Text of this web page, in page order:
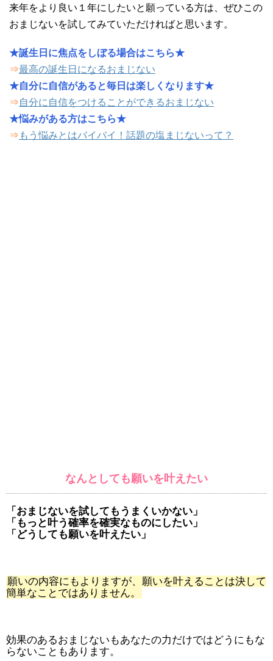
来年をより良い１年にしたいと願っている方は、ぜひこの
おまじないを試してみていただければと思います。
★誕生日に焦点をしぼる場合はこちら★
⇒最高の誕生日になるおまじない
★自分に自信があると毎日は楽しくなります★
⇒自分に自信をつけることができるおまじない
★悩みがある方はこちら★
⇒ もう悩みとはバイバイ！話題の塩まじないって？
なんとしても願いを叶えたい
「おまじないを試してもうまくいかない」
「もっと叶う確率を確実なものにしたい」
「どうしても願いを叶えたい」
願いの内容にもよりますが、願いを叶えることは決して
簡単なことではありません。
効果のあるおまじないもあなたの力だけではどうにもな
らないこともあります。